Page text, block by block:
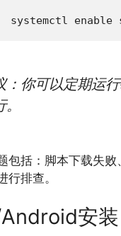
：你可以定期运行
包括：脚本下载失
行排查。
安装